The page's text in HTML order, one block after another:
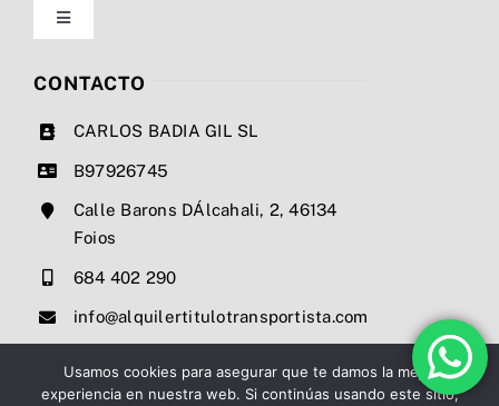
Condiciones de uso
Toggle
Navigation
Nosotros
Precios
Contacto
CONTACTO
CARLOS BADIA GIL SL
B97926745
Calle Barons DÁlcahali, 2, 46134
Foios
684 402 290
info@alquilertitulotransportista.com
Usamos cookies para asegurar que te damos la mejor
experiencia en nuestra web. Si continúas usando este sitio,